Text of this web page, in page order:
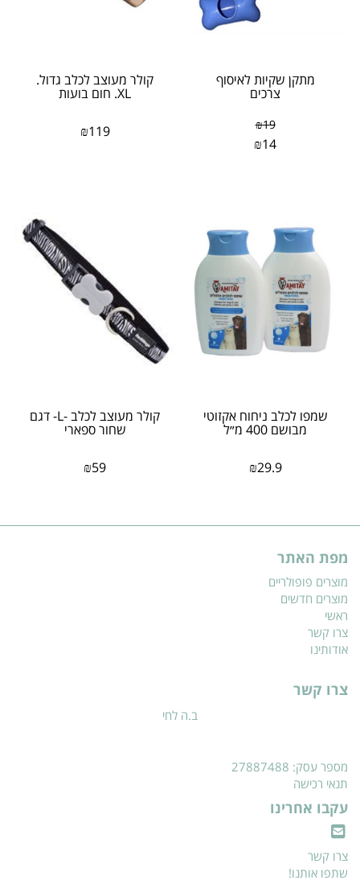
מתקן שקיות לאיסוף
צרכים
₪19
₪14
קולר מעוצב לכלב גדול.
XL. חום בועות
₪119
שמפו לכלב ניחוח אקזוטי
מבושם 400 מ״ל
₪29.9
קולר מעוצב לכלב -L- דגם
שחור ספארי
₪59
מפת האתר
מוצרים פופולריים
מוצרים חדשים
ראשי
צרו קשר
אודותינו
צרו קשר
ב.ה לחי
מספר עסק: 27887488
תנאי רכישה
עקבו אחרינו
צרו קשר
שתפו אותנו!